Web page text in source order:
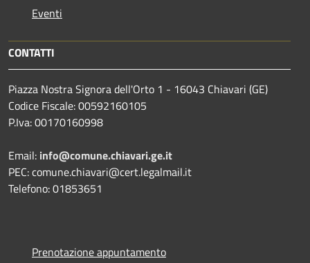
Eventi
CONTATTI
Piazza Nostra Signora dell'Orto 1 - 16043 Chiavari (GE)
Codice Fiscale: 00592160105
P.Iva: 00170160998
Email: info@comune.chiavari.ge.it
PEC: comune.chiavari@cert.legalmail.it
Telefono: 01853651
Prenotazione appuntamento